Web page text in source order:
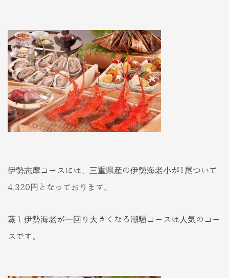
伊勢志摩コースには、三重県産の伊勢海老小が1尾ついて
4,320円となっております。
蒸し伊勢海老が一回り大きくなる潮騒コースは人気のコー
スです。